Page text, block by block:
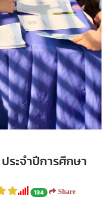
ระจำปีการศึกษา
134 Share